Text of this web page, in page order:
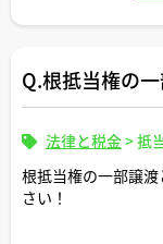
Q.根抵当権の
法律と税金>抵
根抵当権の一部譲
さい！